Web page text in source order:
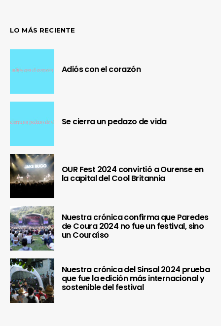
LO MÁS RECIENTE
Adiós con el corazón
Se cierra un pedazo de vida
OUR Fest 2024 convirtió a Ourense en
la capital del Cool Britannia
Nuestra crónica confirma que Paredes
de Coura 2024 no fue un festival, sino
un Couraíso
Nuestra crónica del Sinsal 2024 prueba
que fue la edición más internacional y
sostenible del festival